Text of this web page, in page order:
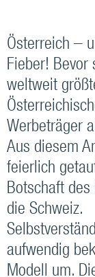
Österreich –
Fieber! Bevor
weltweit
Werbeträger
Aus diesem
feierlich
Botschaft des
die Schweiz.
aufwendig
Modell um.